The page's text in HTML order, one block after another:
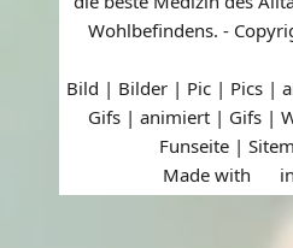
Wohlbefindens. -
Bild | Bilder | Pic | Pics |
Gifs | animiert | Gifs |
Funseite |
Made with